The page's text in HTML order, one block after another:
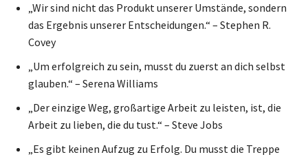
„Wir sind nicht das Produkt unserer Umstände, sondern
das Ergebnis unserer Entscheidungen.“ – Stephen R.
Covey
„Um erfolgreich zu sein, musst du zuerst an dich selbst
glauben.“ – Serena Williams
„Der einzige Weg, großartige Arbeit zu leisten, ist, die
Arbeit zu lieben, die du tust.“ – Steve Jobs
„Es gibt keinen Aufzug zu Erfolg. Du musst die Treppe